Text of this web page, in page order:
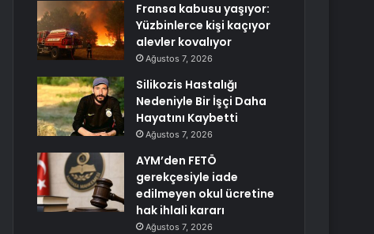
Fransa kabusu yaşıyor:
Yüzbinlerce kişi kaçıyor
alevler kovalıyor
Ağustos 7, 2026
Silikozis Hastalığı
Nedeniyle Bir İşçi Daha
Hayatını Kaybetti
Ağustos 7, 2026
AYM’den FETÖ
gerekçesiyle iade
edilmeyen okul ücretine
hak ihlali kararı
Ağustos 7, 2026